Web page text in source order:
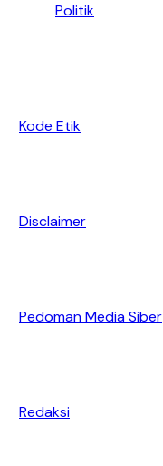
Politik
Kode Etik
Disclaimer
Pedoman Media Siber
Redaksi